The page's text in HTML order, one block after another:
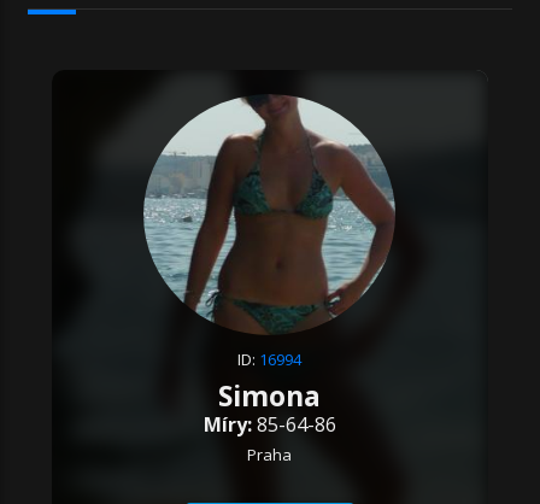
ID: 16994
Simona
Míry:85-64-86
Praha